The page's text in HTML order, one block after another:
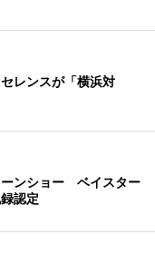
レンスが「横浜対
ーンショー ベイスター
認定